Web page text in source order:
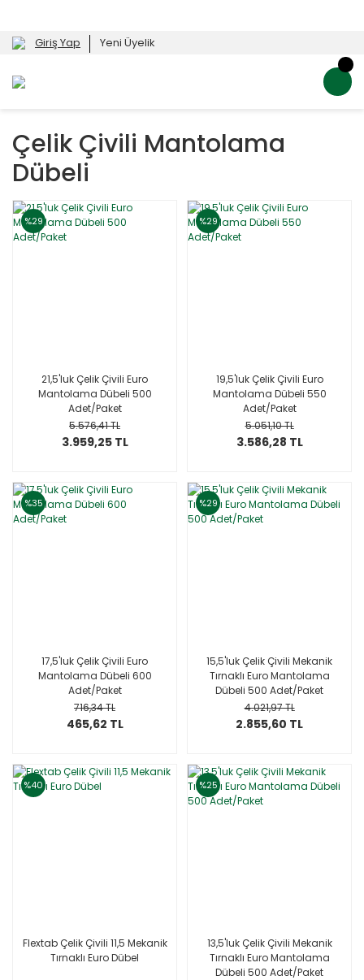
Giriş Yap Yeni Üyelik
Çelik Çivili Mantolama
Dübeli
%29
21,5'luk Çelik Çivili Euro
Mantolama Dübeli 500
Adet/Paket
5.576,41 TL
3.959,25 TL
%29
19,5'luk Çelik Çivili Euro
Mantolama Dübeli 550
Adet/Paket
5.051,10 TL
3.586,28 TL
%35
17,5'luk Çelik Çivili Euro
Mantolama Dübeli 600
Adet/Paket
716,34 TL
465,62 TL
%29
15,5'luk Çelik Çivili Mekanik
Tırnaklı Euro Mantolama
Dübeli 500 Adet/Paket
4.021,97 TL
2.855,60 TL
%40
Flextab Çelik Çivili 11,5 Mekanik
Tırnaklı Euro Dübel
%25
13,5'luk Çelik Çivili Mekanik
Tırnaklı Euro Mantolama
Dübeli 500 Adet/Paket